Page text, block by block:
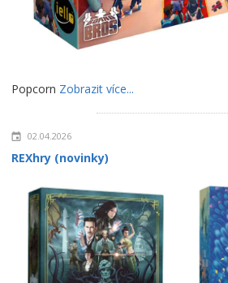
Popcorn Zobrazit více...
02.04.2026
REXhry (novinky)